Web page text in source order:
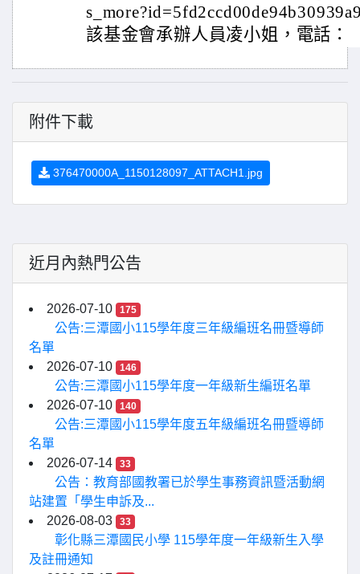
該基金會承辦人員凌小姐，電話：
附件下載
376470000A_1150128097_ATTACH1.jpg
近月內熱門公告
2026-07-10 175
公告:三潭國小115學年度三年級編班名冊暨導師
名單
2026-07-10
146
公告:三潭國小115學年度一年級新生編班名單
2026-07-10
140
公告:三潭國小115學年度五年級編班名冊暨導師
名單
2026-07-14
33
公告：教育部國教署已於學生事務資訊暨活動網
站建置「學生申訴及...
2026-08-03
33
彰化縣三潭國民小學 115學年度一年級新生入學
及註冊通知